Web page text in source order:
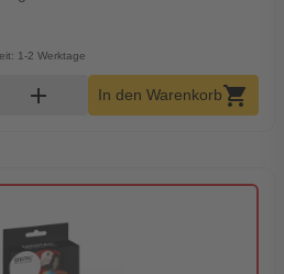
1-2 Werktage
Menge
add In den Warenkorbshopping_cart